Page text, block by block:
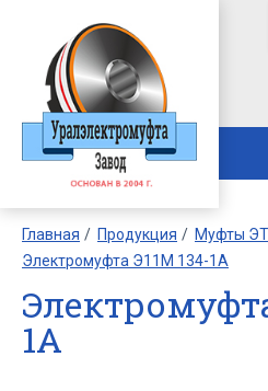
Главная Продукция Муфты
Электромуфта Э11М 134-1А
1А